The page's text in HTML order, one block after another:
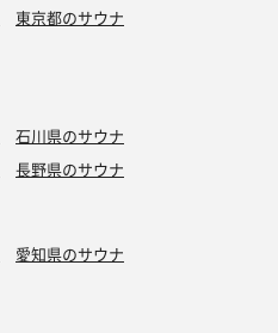
東京都のサウナ
石川県のサウナ
長野県のサウナ
愛知県のサウナ